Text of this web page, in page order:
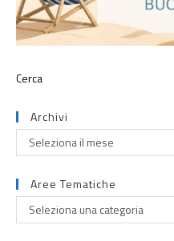
Archivi
Seleziona il mese
Aree Tematiche
Seleziona una categoria